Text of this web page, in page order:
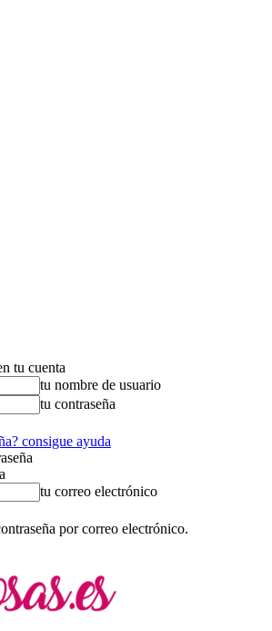
tu cuenta
tu nombre de usuario
tu contraseña
consigue ayuda
tu correo electrónico
por correo electrónico.